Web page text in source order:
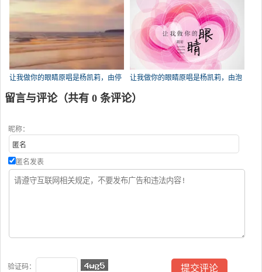
让我做你的眼睛原唱是杨凯莉，由停
港.瓶邪翻唱(播放:50)
让我做你的眼睛原唱是杨凯莉，由泡
沫翻唱(试听次数:47)
留言与评论（共有 0 条评论）
昵称：
匿名发表
验证码：